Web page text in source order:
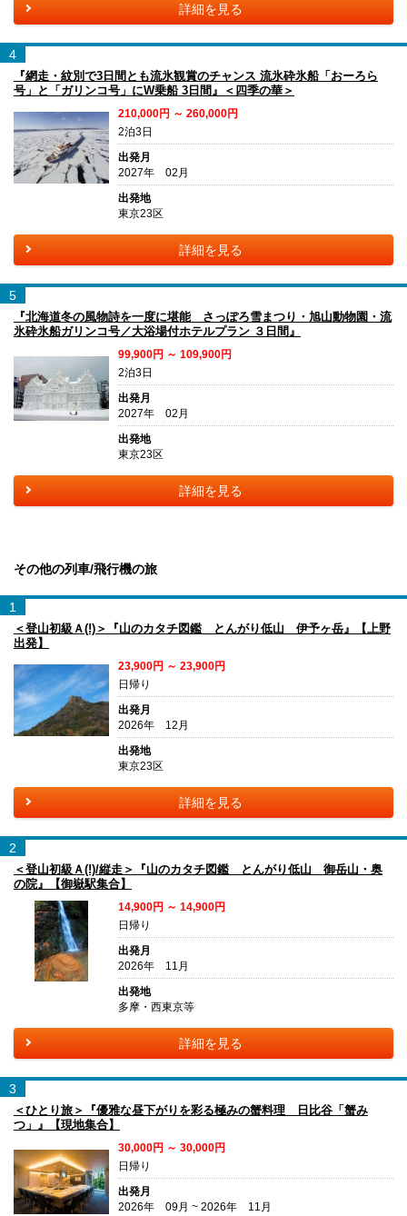
詳細を見る
4
『網走・紋別で3日間とも流氷観賞のチャンス 流氷砕氷船「おーろら
号」と「ガリンコ号」にW乗船 3日間』＜四季の華＞
210,000円 ～ 260,000円
2泊3日
出発月
2027年 02月
出発地
東京23区
詳細を見る
5
『北海道冬の風物詩を一度に堪能 さっぽろ雪まつり・旭山動物園・流
氷砕氷船ガリンコ号／大浴場付ホテルプラン ３日間』
99,900円 ～ 109,900円
2泊3日
出発月
2027年 02月
出発地
東京23区
詳細を見る
その他の列車/飛行機の旅
1
＜登山初級Ａ(!)＞『山のカタチ図鑑 とんがり低山 伊予ヶ岳』【上野
出発】
23,900円 ～ 23,900円
日帰り
出発月
2026年 12月
出発地
東京23区
詳細を見る
2
＜登山初級Ａ(!)/縦走＞『山のカタチ図鑑 とんがり低山 御岳山・奥
の院』【御嶽駅集合】
14,900円 ～ 14,900円
日帰り
出発月
2026年 11月
出発地
多摩・西東京等
詳細を見る
3
＜ひとり旅＞『優雅な昼下がりを彩る極みの蟹料理 日比谷「蟹み
つ」』【現地集合】
30,000円 ～ 30,000円
日帰り
出発月
2026年 09月 ~ 2026年 11月